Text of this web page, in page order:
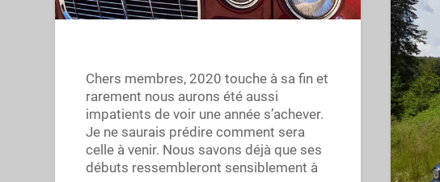
Chers membres, 2020 touche à sa fin et
rarement nous aurons été aussi
impatients de voir une année s’achever.
Je ne saurais prédire comment sera
celle à venir. Nous savons déjà que ses
débuts ressembleront sensiblement à